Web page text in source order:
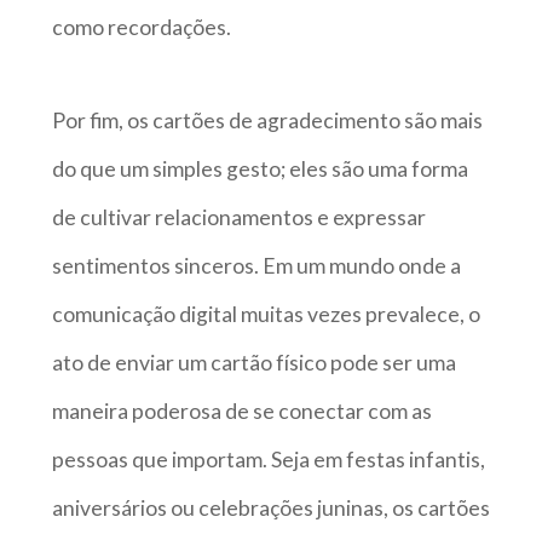
como recordações.
Por fim, os cartões de agradecimento são mais
do que um simples gesto; eles são uma forma
de cultivar relacionamentos e expressar
sentimentos sinceros. Em um mundo onde a
comunicação digital muitas vezes prevalece, o
ato de enviar um cartão físico pode ser uma
maneira poderosa de se conectar com as
pessoas que importam. Seja em festas infantis,
aniversários ou celebrações juninas, os cartões